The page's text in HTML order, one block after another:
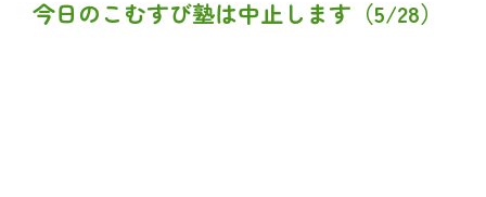
今日のこむすび塾は中止します（5/28）